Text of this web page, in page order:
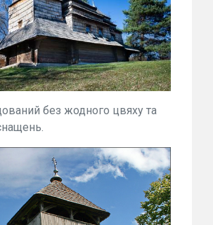
без жодного цвяху та